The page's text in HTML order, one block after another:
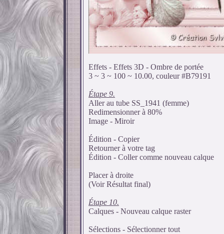
Effets - Effets 3D - Ombre de portée
3 ~ 3 ~ 100 ~ 10.00, couleur #B79191
Étape 9.
Aller au tube SS_1941 (femme)
Redimensionner à 80%
Image - Miroir
Édition - Copier
Retourner à votre tag
Édition - Coller comme nouveau calque
Placer à droite
(Voir Résultat final)
Étape 10.
Calques - Nouveau calque raster
Sélections - Sélectionner tout